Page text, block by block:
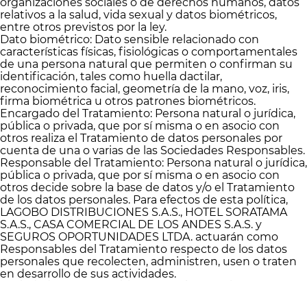
relativos a la salud, vida sexual y datos biométricos,
entre otros previstos por la ley.
Dato biométrico: Dato sensible relacionado con
características físicas, fisiológicas o comportamentales
de una persona natural que permiten o confirman su
identificación, tales como huella dactilar,
reconocimiento facial, geometría de la mano, voz, iris,
firma biométrica u otros patrones biométricos.
Encargado del Tratamiento: Persona natural o jurídica,
pública o privada, que por sí misma o en asocio con
otros realiza el Tratamiento de datos personales por
cuenta de una o varias de las Sociedades Responsables.
Responsable del Tratamiento: Persona natural o jurídica,
pública o privada, que por sí misma o en asocio con
otros decide sobre la base de datos y/o el Tratamiento
de los datos personales. Para efectos de esta política,
LAGOBO DISTRIBUCIONES S.A.S., HOTEL SORATAMA
S.A.S., CASA COMERCIAL DE LOS ANDES S.A.S. y
SEGUROS OPORTUNIDADES LTDA. actuarán como
Responsables del Tratamiento respecto de los datos
personales que recolecten, administren, usen o traten
en desarrollo de sus actividades.